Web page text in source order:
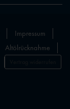
Impressum
Altölrücknahme